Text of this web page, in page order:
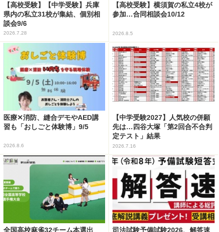
【高校受験】【中学受験】兵庫
県内の私立31校が集結、個別相
談会9/6
2026.7.28
【高校受験】横須賀の私立4校が
参加…合同相談会10/12
2026.8.5
医療✕消防、縫合デモやAED講
習も「おしごと体験博」9/5
2026.8.6
【中学受験2027】人気校の併願
先は…四谷大塚「第2回合不合判
定テスト」結果
2026.7.16
全国高校麻雀32チーム本選出
司法試験予備試験2026、解答速